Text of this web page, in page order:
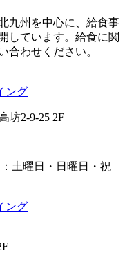
九州を中心に、給食事
しています。給食に関
合わせください。
坊2-9-25 2F
土曜日・日曜日・祝